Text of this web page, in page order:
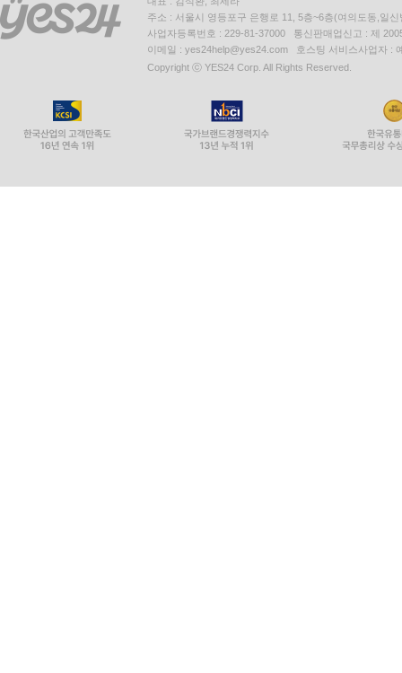
주소 : 서울시 영등포구 은행로 11, 5층~6층(여의도동,일신
사업자등록번호 : 229-81-37000 통신판매업신고 : 제
이메일 : yes24help@yes24.com 호스팅 서비스사업자 :
Copyright ⓒ YES24 Corp. All Rights Reserved.